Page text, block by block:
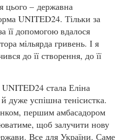
цього – державна
UNITED24. Тільки за
її допомогою вдалося
мільярда гривень. І я
до її створення, до її
стала Еліна
дуже успішна тенісистка.
першим амбасадором
щоб залучити нову
Все для України. Саме